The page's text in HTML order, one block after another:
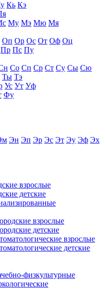
Кь Кэ
Му Мэ Мю Мя
Оп Ор Ос От Оф Оц
Пр Пс Пу
Со Сп Ср Ст Су Сы Сю
Ты Тэ
Ус Ут Уф
Фу
Эн Эп Эр Эс Эт Эу Эф Эх
взрослые
детские
взрослые
детские
взрослые
детские
физкультурные